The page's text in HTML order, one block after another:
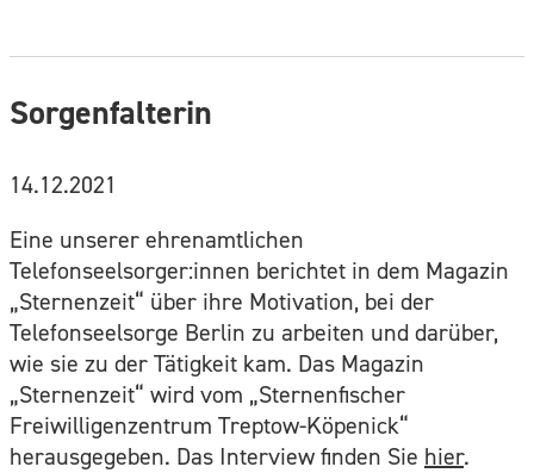
Sorgenfalterin
14.12.2021
Eine unserer ehrenamtlichen
Telefonseelsorger:innen berichtet in dem Magazin
„Sternenzeit“ über ihre Motivation, bei der
Telefonseelsorge Berlin zu arbeiten und darüber,
wie sie zu der Tätigkeit kam. Das Magazin
„Sternenzeit“ wird vom „Sternenfischer
Freiwilligenzentrum Treptow-Köpenick“
herausgegeben. Das Interview finden Sie hier.